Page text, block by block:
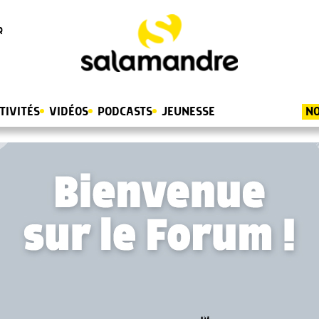
VIDÉOS PODCASTS JEUNESSE